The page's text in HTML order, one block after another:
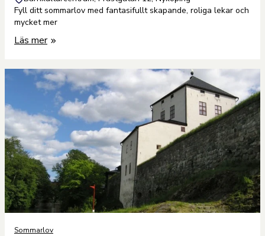
Fyll ditt sommarlov med fantasifullt skapande, roliga lekar och
mycket mer
Läs mer
Sommarlov